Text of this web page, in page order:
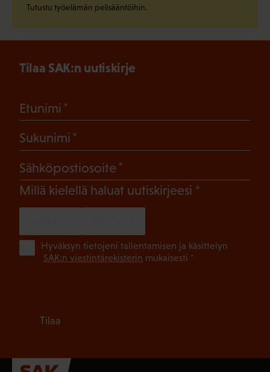
Tutustu työelämän pelisääntöihin.
Tilaa SAK:n uutiskirje
Etunimi
Sukunimi
Sähköpostiosoite
Millä kielellä haluat uutiskirjeesi (Pakollinen)
Hyväksyn tietojeni tallentamisen ja käsittelyn
SAK:n viestintärekisterin mukaisesti *
Tilaa